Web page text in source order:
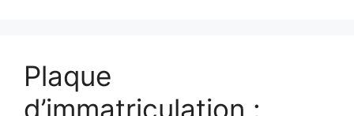
Plaque
d’immatriculation :